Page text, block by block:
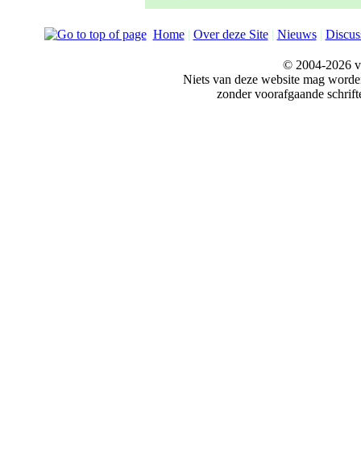
Home| Over deze Site| Nieuws|
© 2004-2026
Niets van deze website mag
zonder voorafgaande